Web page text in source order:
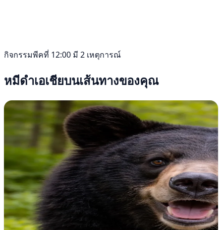
กิจกรรมพีคที่ 12:00 มี 2 เหตุการณ์
หมีดำเอเชียบนเส้นทางของคุณ